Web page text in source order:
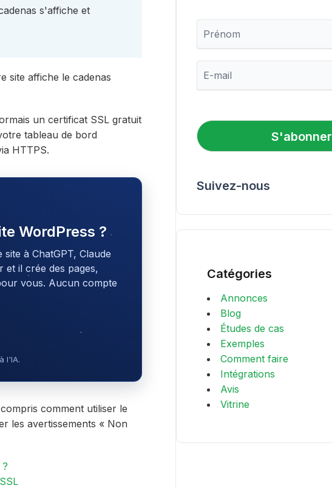
s'affiche et
site affiche le cadenas
un certificat SSL gratuit
tableau de bord
HTTPS.
WordPress ?
à ChatGPT, Claude
et il crée des pages,
vous. Aucun compte
l'IA.
comment utiliser le
les avertissements « Non
é
n
m
l
*
S'abonner
Suivez-nous
Catégories
Annonces
Blog
Études de cas
Exemples
Comment faire
Intégrations
Avis
Vitrine